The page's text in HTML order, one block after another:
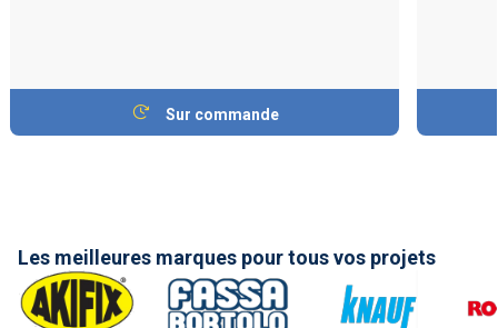
Sur commande
Les meilleures marques pour tous vos projets